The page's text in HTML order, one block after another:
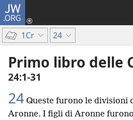
JW.ORG
1Cr 24
Primo libro delle
24:1-31
24 Queste furono le divisioni
Aronne. I figli di Aronne